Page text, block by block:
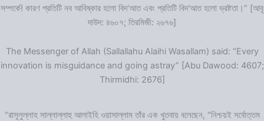
সম্পর্কে! কারণ প্রতিটি নব আবিষ্কার হলো বিদ‘আত এবং প্রতিটি বিদ‘আত হলো ভ্রষ্টতা।” [আবূ
দাউদ: ৪৬০৭; তিরমিজী: ২৬৭৬]
The Messenger of Allah (Sallallahu Alaihi Wasallam) said: “Every
innovation is misguidance and going astray” [Abu Dawood: 4607;
Thirmidhi: 2676]
“রাসূলুল্লাহ সাল্লাল্লাহু আলাইহি ওয়াসাল্লাম তাঁর এক খুতবায় বলেছেন, “নিশ্চয়ই সর্বোত্তম